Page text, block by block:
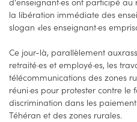
la libération immédiate des
slogan «les enseignant·es
Ce jour-là, parallèlement
retraité·es et employé·es, les
télécommunications des zones
réuni·es pour protester contre
discrimination dans les
Téhéran et des zones rurales.